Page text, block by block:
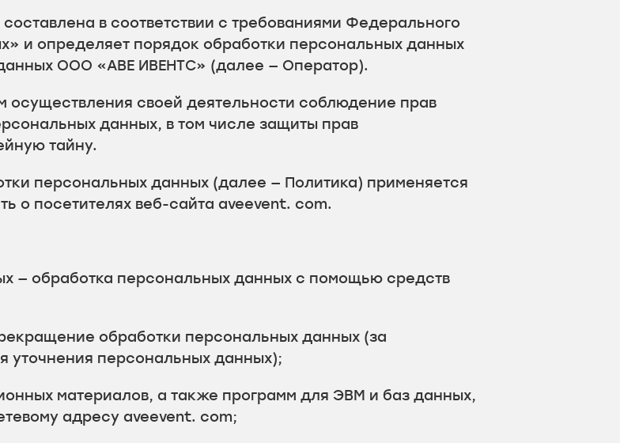
в соответствии с требованиями Федерального
и определяет порядок обработки персональных данных
ООО «АВЕ ИВЕНТС» (далее — Оператор).
своей деятельности соблюдение прав
данных, в том числе защиты прав
тайну.
персональных данных (далее — Политика) применяется
о посетителях веб-сайта aveevent. com.
— обработка персональных данных с помощью средств
обработки персональных данных (за
уточнения персональных данных);
материалов, а также программ для ЭВМ и баз данных,
адресу aveevent. com;